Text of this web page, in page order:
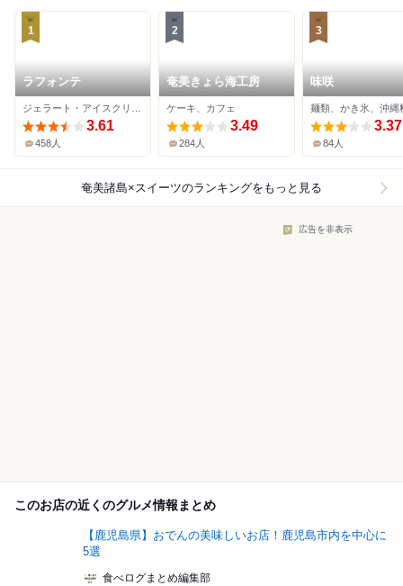
1
ラフォンテ
3.61
458人
2
奄美きょら海工房
ケーキ、カフェ
3.49
284人
3
味咲
麺類、かき氷、沖縄
3.37
84人
奄美諸島×スイーツのランキングをもっと見る
広告を非表示
このお店の近くのグルメ情報まとめ
【鹿児島県】おでんの美味しいお店！鹿児島市内を中心に
5選
食べログまとめ編集部